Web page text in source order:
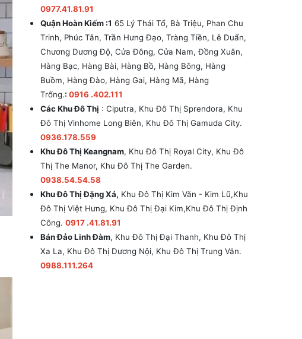
0977.41.81.91
Quận Hoàn Kiếm :1 65 Lý Thái Tổ, Bà Triệu, Phan Chu
Trinh, Phúc Tân, Trần Hưng Đạo, Tràng Tiền, Lê Duẩn,
Chương Dương Độ, Cửa Đông, Cửa Nam, Đồng Xuân,
Hàng Bạc, Hàng Bài, Hàng Bồ, Hàng Bông, Hàng
Buồm, Hàng Đào, Hàng Gai, Hàng Mã, Hàng
Trống.: 0916 .402.111
Các Khu Đô Thị : Ciputra, Khu Đô Thị Sprendora, Khu
Đô Thị Vinhome Long Biên, Khu Đô Thị Gamuda City.
0936.178.559
Khu Đô Thị Keangnam, Khu Đô Thị Royal City, Khu Đô
Thị The Manor, Khu Đô Thị The Garden.
0938.54.54.58
Khu Đô Thị Đặng Xá, Khu Đô Thị Kim Văn - Kim Lũ,Khu
Đô Thị Việt Hưng, Khu Đô Thị Đại Kim,Khu Đô Thị Định
Công. 0917 .41.81.91
Bán Đảo Linh Đàm, Khu Đô Thị Đại Thanh, Khu Đô Thị
Xa La, Khu Đô Thị Dương Nội, Khu Đô Thị Trung Văn.
0988.111.264